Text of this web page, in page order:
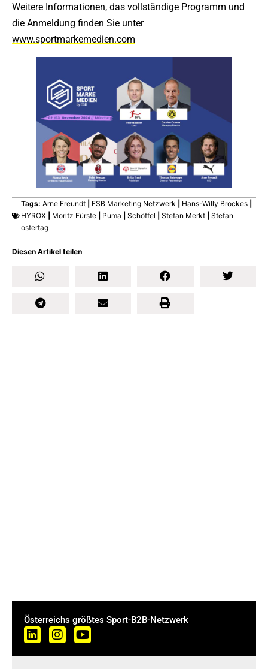
Diesen Artikel teilen
Weitere Informationen, das vollständige Programm und
die Anmeldung finden Sie unter
www.sportmarkemedien.com
Tags: Arne Freundt ESB Marketing Netzwerk Hans-Willy Brockes
HYROX
Moritz Fürste Puma Schöffel Stefan Merkt
Stefan
ostertag
Österreichs größtes Sport-B2B-Netzwerk